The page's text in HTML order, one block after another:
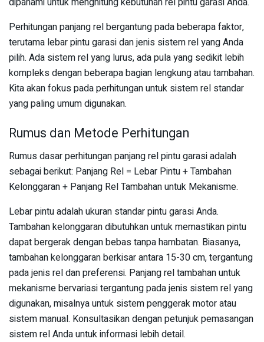
Perhitungan panjang rel bergantung pada beberapa faktor,
terutama lebar pintu garasi dan jenis sistem rel yang Anda
pilih. Ada sistem rel yang lurus, ada pula yang sedikit lebih
kompleks dengan beberapa bagian lengkung atau tambahan.
Kita akan fokus pada perhitungan untuk sistem rel standar
yang paling umum digunakan.
Rumus dan Metode Perhitungan
Rumus dasar perhitungan panjang rel pintu garasi adalah
sebagai berikut: Panjang Rel = Lebar Pintu + Tambahan
Kelonggaran + Panjang Rel Tambahan untuk Mekanisme.
Lebar pintu adalah ukuran standar pintu garasi Anda.
Tambahan kelonggaran dibutuhkan untuk memastikan pintu
dapat bergerak dengan bebas tanpa hambatan. Biasanya,
tambahan kelonggaran berkisar antara 15-30 cm, tergantung
pada jenis rel dan preferensi. Panjang rel tambahan untuk
mekanisme bervariasi tergantung pada jenis sistem rel yang
digunakan, misalnya untuk sistem penggerak motor atau
sistem manual. Konsultasikan dengan petunjuk pemasangan
sistem rel Anda untuk informasi lebih detail.